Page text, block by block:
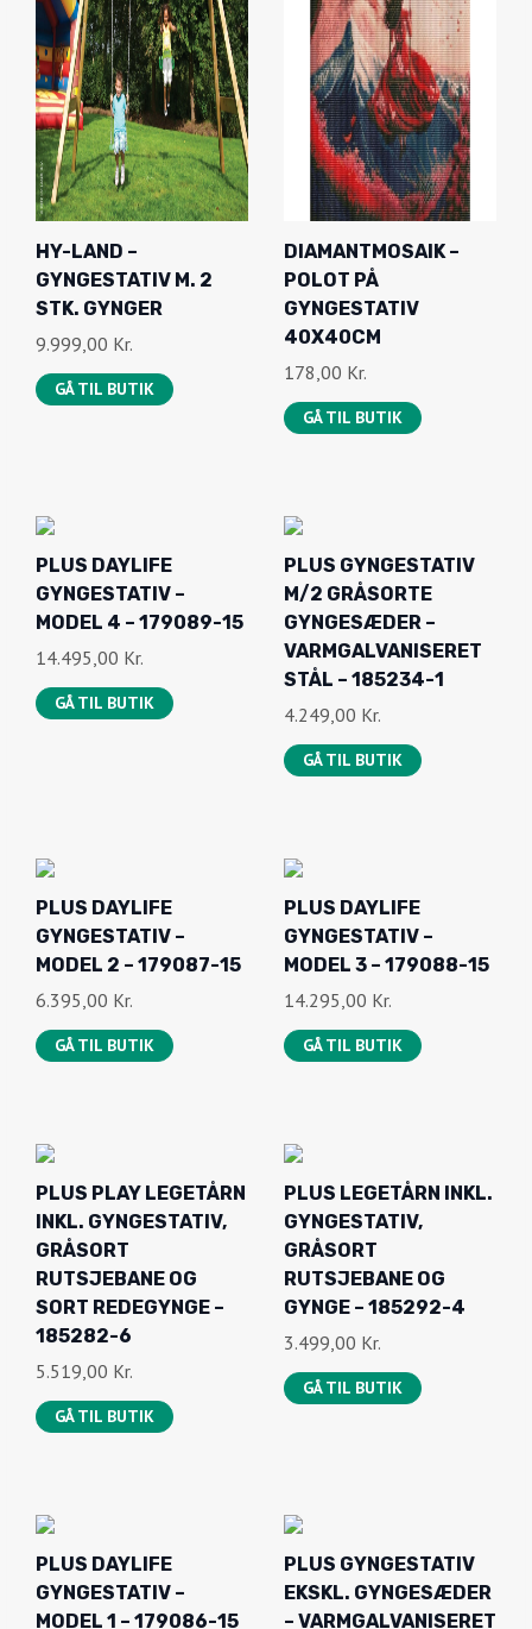
R
:
2
.
9
4
9
0
R
2
6
7
,
0
0
HY-LAND –
GYNGESTATIV M. 2
STK. GYNGER
9.999,00 Kr.
GÅ TIL BUTIK
DIAMANTMOSAIK –
POLOT PÅ
GYNGESTATIV
40X40CM
178,00 Kr.
GÅ TIL BUTIK
PLUS DAYLIFE
GYNGESTATIV –
MODEL 4 – 179089-15
14.495,00 Kr.
GÅ TIL BUTIK
PLUS GYNGESTATIV
M/2 GRÅSORTE
GYNGESÆDER –
VARMGALVANISERET
STÅL – 185234-1
4.249,00 Kr.
GÅ TIL BUTIK
PLUS DAYLIFE
GYNGESTATIV –
MODEL 2 – 179087-15
6.395,00 Kr.
GÅ TIL BUTIK
PLUS DAYLIFE
GYNGESTATIV –
MODEL 3 – 179088-15
14.295,00 Kr.
GÅ TIL BUTIK
PLUS PLAY LEGETÅRN
INKL. GYNGESTATIV,
GRÅSORT
RUTSJEBANE OG
SORT REDEGYNGE –
185282-6
5.519,00 Kr.
GÅ TIL BUTIK
PLUS LEGETÅRN INKL.
GYNGESTATIV,
GRÅSORT
RUTSJEBANE OG
GYNGE – 185292-4
3.499,00 Kr.
GÅ TIL BUTIK
PLUS DAYLIFE
GYNGESTATIV –
MODEL 1 – 179086-15
PLUS GYNGESTATIV
EKSKL. GYNGESÆDER
– VARMGALVANISERET